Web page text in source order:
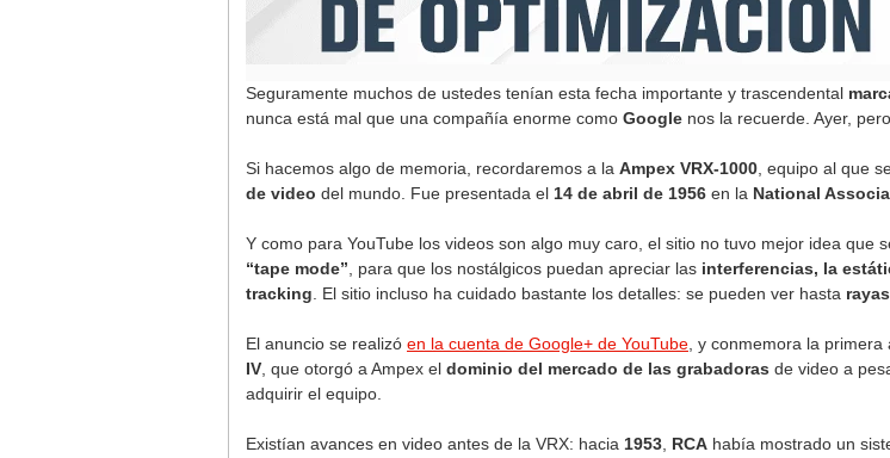
Seguramente muchos de ustedes tenían esta fecha importante y trascendental
nunca está mal que una compañía enorme como Google nos la recuerde. Ayer, pero
Si hacemos algo de memoria, recordaremos a la Ampex VRX-1000 , equipo al que
de video del mundo. Fue presentada el 14 de abril de 1956 en la National
Y como para YouTube los videos son algo muy caro, el sitio no tuvo mejor idea que
“tape mode” , para que los nostálgicos puedan apreciar las interferencias, la
tracking . El sitio incluso ha cuidado bastante los detalles: se pueden ver hasta
El anuncio se realizó en la cuenta de Google+ de YouTube , y conmemora la
IV , que otorgó a Ampex el dominio del mercado de las grabadoras de video a
adquirir el equipo.
Existían avances en video antes de la VRX: hacia 1953 RCA había mostrado un